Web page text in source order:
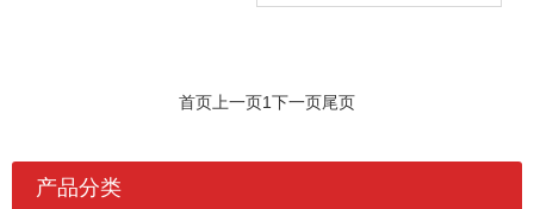
首页上一页1下一页尾页
产品分类